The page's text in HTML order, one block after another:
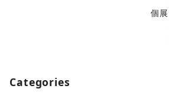
個展
Categories